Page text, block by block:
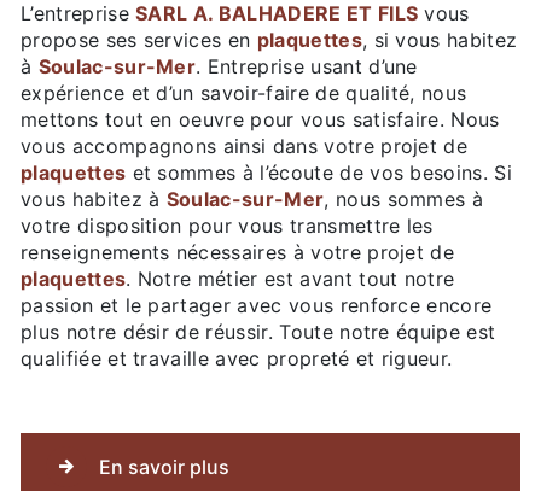
L’entrepriseSARL A. BALHADERE ET FILS vous
propose ses services en plaquettes, si vous habitez
à Soulac-sur-Mer. Entreprise usant d’une
expérience et d’un savoir-faire de qualité, nous
mettons tout en oeuvre pour vous satisfaire. Nous
vous accompagnons ainsi dans votre projet de
plaquettes et sommes à l’écoute de vos besoins. Si
vous habitez à Soulac-sur-Mer, nous sommes à
votre disposition pour vous transmettre les
renseignements nécessaires à votre projet de
plaquettes. Notre métier est avant tout notre
passion et le partager avec vous renforce encore
plus notre désir de réussir. Toute notre équipe est
qualifiée et travaille avec propreté et rigueur.
En savoir plus